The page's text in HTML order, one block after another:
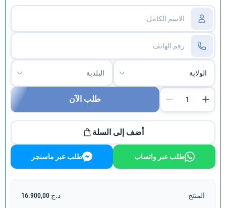
طلب الآن
أضف إلى السلة
طلب عبر واتساب طلب عبر ماسنجر
المنتج د.ج 16.900,00